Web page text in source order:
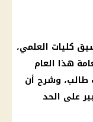
كليات العلمي،
هذا العام
الماضية بنحو 49 الف طالب، وشرح أن
على الحد